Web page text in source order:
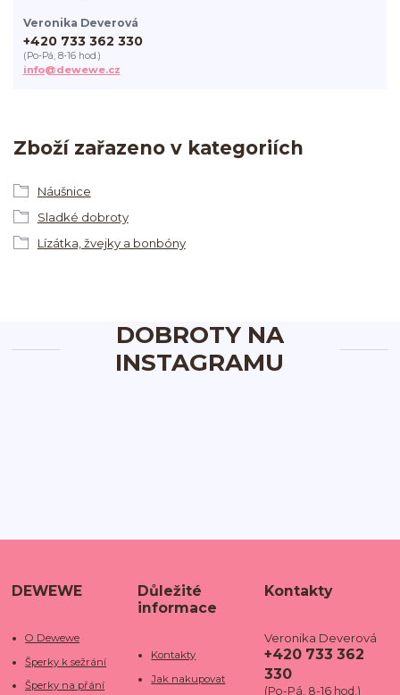
Zboží zařazeno v kategoriích
Náušnice
Sladké dobroty
Lízátka, žvejky a bonbóny
Veronika Deverová
+420 733 362 330
(Po-Pá, 8-16 hod.)
info@dewewe.cz
DOBROTY NA
INSTAGRAMU
DEWEWE
O Dewewe
Šperky k sežrání
Šperky na přání
Důležité
informace
Kontakty
Jak nakupovat
Kontakty
Veronika Deverová
+420 733 362
330
(Po-Pá, 8-16 hod.)